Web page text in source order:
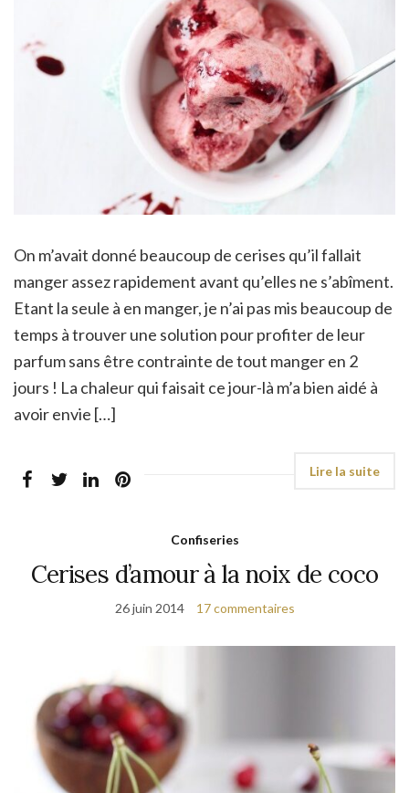
On m’avait donné beaucoup de cerises qu’il fallait
manger assez rapidement avant qu’elles ne s’abîment.
Etant la seule à en manger, je n’ai pas mis beaucoup de
temps à trouver une solution pour profiter de leur
parfum sans être contrainte de tout manger en 2
jours ! La chaleur qui faisait ce jour-là m’a bien aidé à
avoir envie […]
Confiseries
Cerises d’amour à la noix de coco
26 juin 2014 17 commentaires